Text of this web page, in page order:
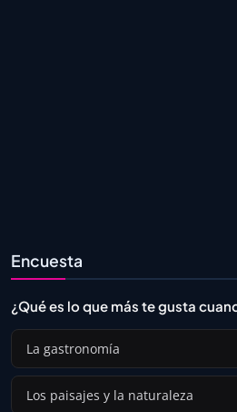
Encuesta
¿Qué es lo que más te gusta
La gastronomía
Los paisajes y la naturaleza